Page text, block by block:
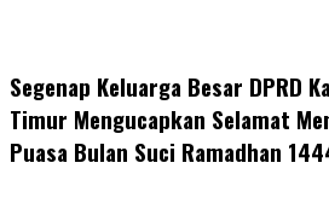
Segenap Keluarga Besar DPRD
Timur Mengucapkan Selamat
Puasa Bulan Suci Ramadhan